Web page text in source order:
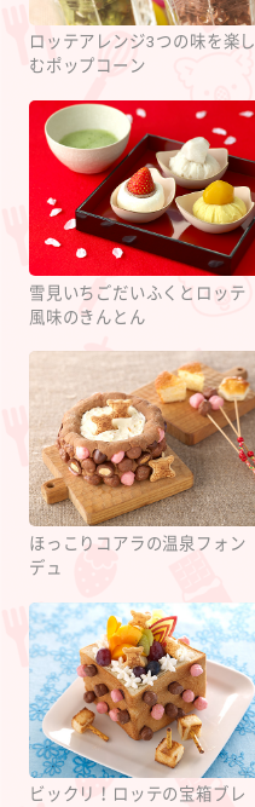
ロッテアレンジ3つの味を楽し
むポップコーン
雪見いちごだいふくとロッテ
風味のきんとん
ほっこりコアラの温泉フォン
デュ
ビックリ！ロッテの宝箱ブレ